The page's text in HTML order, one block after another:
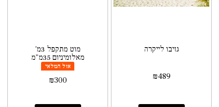
גזיבו לייקרה
₪489
מוט מתקפל 3מ'
מאלומיניום 35מ"מ
אזל המלאי
₪300